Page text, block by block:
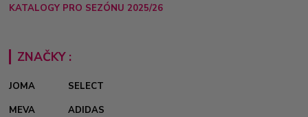
KATALOGY PRO SEZÓNU 2025/26
ZNAČKY :
JOMA
SELECT
MEVA
ADIDAS